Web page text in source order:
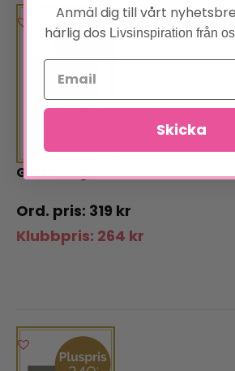
God energi
319 kr
Klubbpris: 264 kr
Anmäl dig till vårt
härlig dos Livsinspiration från
Skicka